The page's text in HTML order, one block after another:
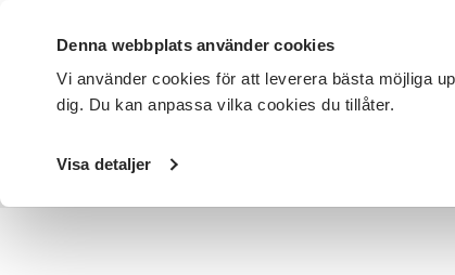
Denna webbplats använder cookies
Vi använder cookies för att leverera bästa möjliga
dig. Du kan anpassa vilka cookies du tillåter.
Visa detaljer
DET HÄR GÖR VI FÖR DIG SOM SÖK KURSER OCH
Startsida / Avdelningar